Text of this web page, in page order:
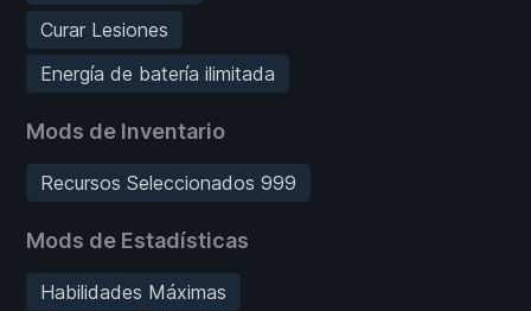
Curar Lesiones
Energía de batería ilimitada
Mods de Inventario
Recursos Seleccionados 999
Mods de Estadísticas
Habilidades Máximas